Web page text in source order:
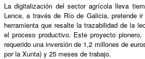
La digitalización del sector agrícola lleva
Lence, a través de Río de Galicia, pretende
herramienta que resalte la trazabilidad de la
el proceso productivo. Este proyecto
requerido una inversión de 1,2 millones de
por la Xunta) y 25 meses de trabajo.